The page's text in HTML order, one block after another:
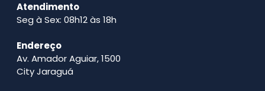
Atendimento
Seg à Sex: 08h12 às 18h
Endereço
Av. Amador Aguiar, 1500
City Jaraguá